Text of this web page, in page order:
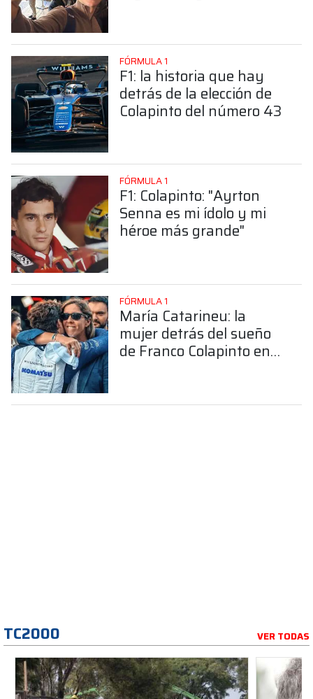
FÓRMULA 1
F1: la historia que hay
detrás de la elección de
Colapinto del número 43
FÓRMULA 1
F1: Colapinto: "Ayrton
Senna es mi ídolo y mi
héroe más grande"
FÓRMULA 1
María Catarineu: la
mujer detrás del sueño
de Franco Colapinto en
TC2000 VER TODAS